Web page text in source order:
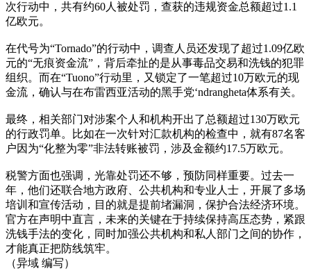
次行动中，共有约60人被处罚，查获的违规资金总额超过1.1
亿欧元。
在代号为“Tornado”的行动中，调查人员还发现了超过1.09亿欧
元的“无痕资金流”，背后牵扯的是从事毒品交易和洗钱的犯罪
组织。而在“Tuono”行动里，又锁定了一笔超过10万欧元的现
金流，确认与在布雷西亚活动的黑手党‘ndrangheta体系有关。
最终，相关部门对涉案个人和机构开出了总额超过130万欧元
的行政罚单。比如在一次针对汇款机构的检查中，就有87名客
户因为“化整为零”非法转账被罚，涉及金额约17.5万欧元。
税警方面也强调，光靠处罚还不够，预防同样重要。过去一
年，他们还联合地方政府、公共机构和专业人士，开展了多场
培训和宣传活动，目的就是提前堵漏洞，保护合法经济环境。
官方在声明中直言，未来的关键在于持续保持高压态势，紧跟
洗钱手法的变化，同时加强公共机构和私人部门之间的协作，
才能真正把防线筑牢。
（异域 编写）